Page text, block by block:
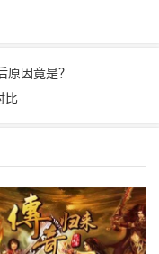
原因竟是？
比